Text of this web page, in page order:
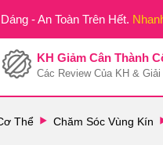
- An Toàn Trên Hết.
KH Giảm Cân Thành
Các Review Của KH &
Thể Chăm Sóc Vùng Kín